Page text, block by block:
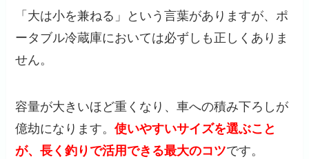
「大は小を兼ねる」という言葉がありますが、ポ
ータブル冷蔵庫においては必ずしも正しくありま
せん。
容量が大きいほど重くなり、車への積み下ろしが
億劫になります。使いやすいサイズを選ぶこと
が、長く釣りで活用できる最大のコツです。